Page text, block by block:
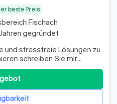
beste Preis
und stressfreie Lösungen zu
schreiben Sie mir
✔ Europ
Fischach
gegründet